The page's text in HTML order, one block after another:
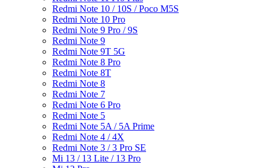
Redmi Note 10 / 10S / Poco M5S
Redmi Note 10 Pro
Redmi Note 9 Pro / 9S
Redmi Note 9
Redmi Note 9T 5G
Redmi Note 8 Pro
Redmi Note 8T
Redmi Note 8
Redmi Note 7
Redmi Note 6 Pro
Redmi Note 5
Redmi Note 5A / 5A Prime
Redmi Note 4 / 4X
Redmi Note 3 / 3 Pro SE
Mi 13 / 13 Lite / 13 Pro